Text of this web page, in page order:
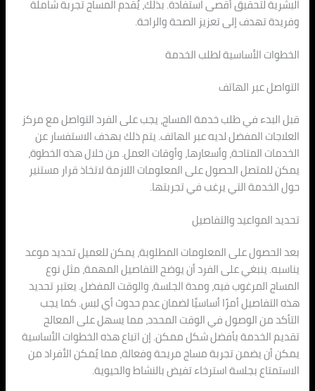
البشرية لتحقيق أقصى استفادة. بذلك، يُقدم المساج تجربة شاملة
وفريدة تهدف إلى تعزيز الصحة والراحة.
الخطوات الأساسية لطلب الخدمة
التواصل عبر الهاتف
قبل البدء في طلب خدمة المساج، يجب على الفرد التواصل مع مركز
العلاجات المفضل لديه عبر الهاتف. يتم ذلك بهدف الاستفسار عن
الخدمات المتاحة، وأسعارها، وأوقات العمل. من خلال هذه الخطوة،
يمكن للمتصل الحصول على المعلومات اللازمة لاتخاذ قرار مستنير
حول الخدمة التي يرغب في تجربتها.
تحديد المواعيد والتفاصيل
بعد الحصول على المعلومات المطلوبة، يمكن للعميل تحديد موعد
يناسبه. ينبغي على الفرد أن يوضح التفاصيل المهمة، مثل نوع
المساج المرغوب فيه، ومدة الجلسة، والوقت المفضل. يعتبر تحديد
هذه التفاصيل أمرًا أساسيًا لضمان عدم حدوث أي لبس. كما يجب
التأكد من الوصول في الوقت المحدد، مما يسهل على المعالج
تقديم الخدمة بأفضل شكل ممكن. إن اتباع هذه الخطوات الأساسية
يمكن أن يضمن تجربة مساج مريحة وفعالة، مما يُمكن الأفراد من
الاستمتاع بجلسة استرخاء تفيض بالنشاط والحيوية.